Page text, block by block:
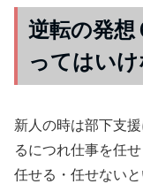
逆転の発
ってはい
新人の時は部下支
るにつれ仕事を任
任せる・任せない